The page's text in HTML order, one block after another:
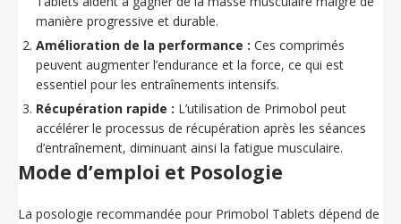
manière progressive et durable.
Amélioration de la performance : Ces comprimés
peuvent augmenter l’endurance et la force, ce qui est
essentiel pour les entraînements intensifs.
Récupération rapide : L’utilisation de Primobol peut
accélérer le processus de récupération après les séances
d’entraînement, diminuant ainsi la fatigue musculaire.
Mode d’emploi et Posologie
La posologie recommandée pour Primobol Tablets dépend de